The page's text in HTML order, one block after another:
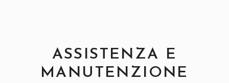
ASSISTENZA E
MANUTENZIONE